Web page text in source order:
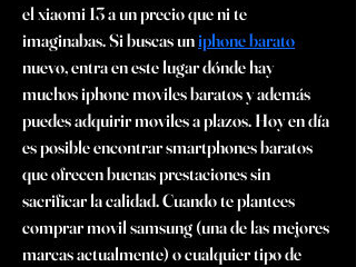
el xiaomi 13 a un precio que ni te
imaginabas. Si buscas un iphone barato
nuevo, entra en este lugar dónde hay
muchos iphone moviles baratos y además
puedes adquirir moviles a plazos. Hoy en día
es posible encontrar smartphones baratos
que ofrecen buenas prestaciones sin
sacrificar la calidad. Cuando te plantees
comprar movil samsung (una de las mejores
marcas actualmente) o cualquier tipo de